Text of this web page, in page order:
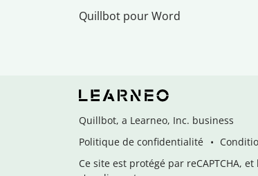
Quillbot pour Word
Quillbot, a Learneo, Inc. business
Politique de confidentialité
Ce site est protégé par reCAPTCHA,